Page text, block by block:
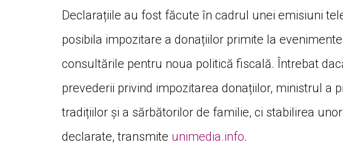
Declarațiile au fost făcute în cadrul unei emisiuni
posibila impozitare a donațiilor primite la
consultările pentru noua politică fiscală. Întrebat
prevederii privind impozitarea donațiilor, ministrul a
tradițiilor și a sărbătorilor de familie, ci stabilirea
declarate, transmite unimedia.info.